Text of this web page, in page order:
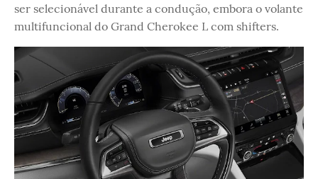
ser selecionável durante a condução, embora o volante
multifuncional do Grand Cherokee L com shifters.